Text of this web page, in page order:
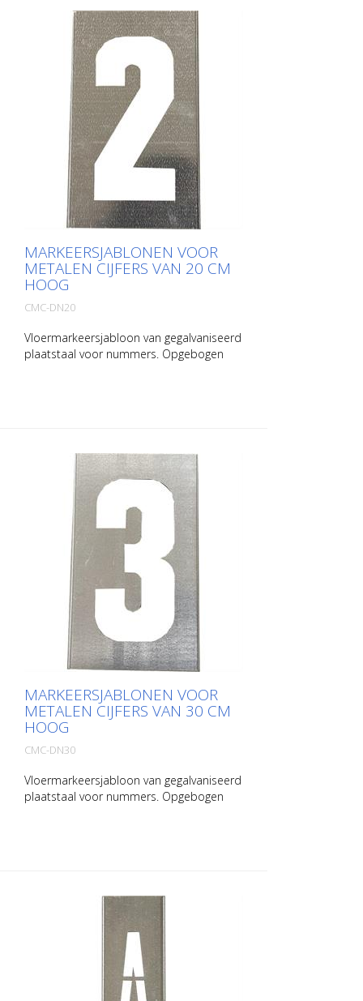
MARKEERSJABLONEN VOOR
METALEN CIJFERS VAN 20 CM
HOOG
CMC-DN20
Vloermarkeersjabloon van gegalvaniseerd
plaatstaal voor nummers. Opgebogen
MARKEERSJABLONEN VOOR
METALEN CIJFERS VAN 30 CM
HOOG
CMC-DN30
Vloermarkeersjabloon van gegalvaniseerd
plaatstaal voor nummers. Opgebogen